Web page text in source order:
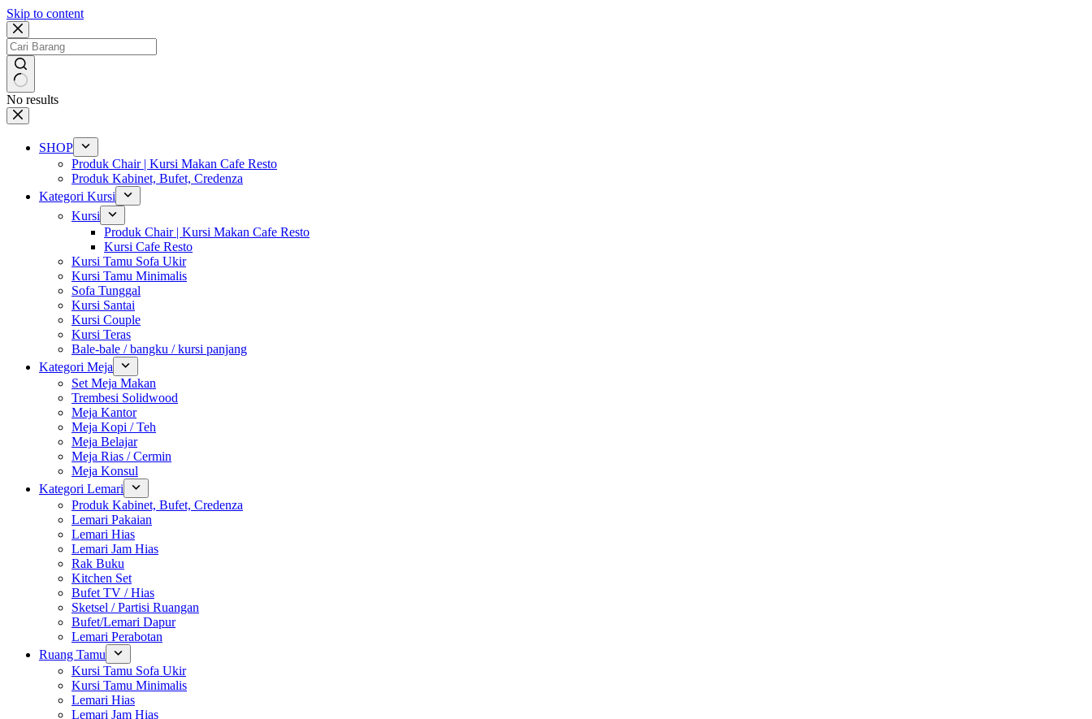
Skip to content
No results
SHOP
Produk Chair | Kursi Makan Cafe Resto
Produk Kabinet, Bufet, Credenza
Kategori Kursi
Kursi
Produk Chair | Kursi Makan Cafe Resto
Kursi Cafe Resto
Kursi Tamu Sofa Ukir
Kursi Tamu Minimalis
Sofa Tunggal
Kursi Santai
Kursi Couple
Kursi Teras
Bale-bale / bangku / kursi panjang
Kategori Meja
Set Meja Makan
Trembesi Solidwood
Meja Kantor
Meja Kopi / Teh
Meja Belajar
Meja Rias / Cermin
Meja Konsul
Kategori Lemari
Produk Kabinet, Bufet, Credenza
Lemari Pakaian
Lemari Hias
Lemari Jam Hias
Rak Buku
Kitchen Set
Bufet TV / Hias
Sketsel / Partisi Ruangan
Bufet/Lemari Dapur
Lemari Perabotan
Ruang Tamu
Kursi Tamu Sofa Ukir
Kursi Tamu Minimalis
Lemari Hias
Lemari Jam Hias